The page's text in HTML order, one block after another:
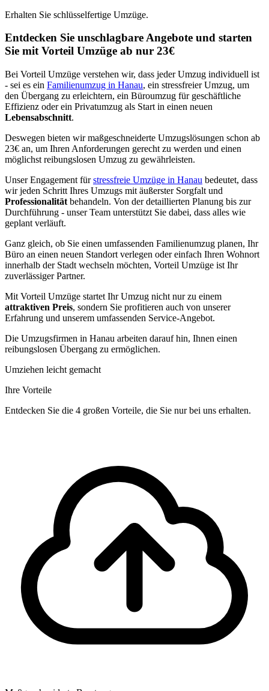
Erhalten Sie schlüsselfertige Umzüge.
Entdecken Sie unschlagbare Angebote und starten
Sie mit Vorteil Umzüge ab nur 23€
Bei Vorteil Umzüge verstehen wir, dass jeder Umzug individuell ist
- sei es ein Familienumzug in Hanau, ein stressfreier Umzug, um
den Übergang zu erleichtern, ein Büroumzug für geschäftliche
Effizienz oder ein Privatumzug als Start in einen neuen
Lebensabschnitt.
Deswegen bieten wir maßgeschneiderte Umzugslösungen schon ab
23€ an, um Ihren Anforderungen gerecht zu werden und einen
möglichst reibungslosen Umzug zu gewährleisten.
Unser Engagement fürstressfreie Umzüge in Hanau bedeutet, dass
wir jeden Schritt Ihres Umzugs mit äußerster Sorgfalt und
Professionalität behandeln. Von der detaillierten Planung bis zur
Durchführung - unser Team unterstützt Sie dabei, dass alles wie
geplant verläuft.
Ganz gleich, ob Sie einen umfassenden Familienumzug planen, Ihr
Büro an einen neuen Standort verlegen oder einfach Ihren Wohnort
innerhalb der Stadt wechseln möchten, Vorteil Umzüge ist Ihr
zuverlässiger Partner.
Mit Vorteil Umzüge startet Ihr Umzug nicht nur zu einem
attraktiven Preis, sondern Sie profitieren auch von unserer
Erfahrung und unserem umfassenden Service-Angebot.
Die Umzugsfirmen in Hanau arbeiten darauf hin, Ihnen einen
reibungslosen Übergang zu ermöglichen.
Umziehen leicht gemacht
Ihre Vorteile
Entdecken Sie die 4 großen Vorteile, die Sie nur bei uns erhalten.